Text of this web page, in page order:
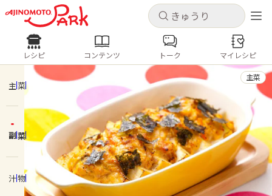
キャンセル
ログインするとレシピを保存できます
ログイン 新規登録
ホーム
コンテンツ
キャンセル
レシピ コンテンツ
人気の食材・レシピ
きゅうり なす トマト
とうもろこし
ピーマン
みょうが ゴーヤ
レシピ コンテンツ トーク マイレシピ
主菜
副菜
汁物
主菜